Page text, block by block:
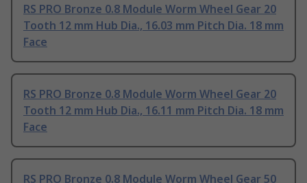
RS PRO Bronze 0.8 Module Worm Wheel Gear 20
Tooth 12 mm Hub Dia., 16.03 mm Pitch Dia. 18 mm
Face
RS PRO Bronze 0.8 Module Worm Wheel Gear 20
Tooth 12 mm Hub Dia., 16.11 mm Pitch Dia. 18 mm
Face
RS PRO Bronze 0.8 Module Worm Wheel Gear 50